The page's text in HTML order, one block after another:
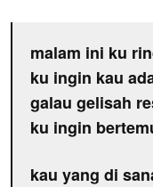
malam ini ku
ku ingin kau
galau gelisah
ku ingin
kau yang di